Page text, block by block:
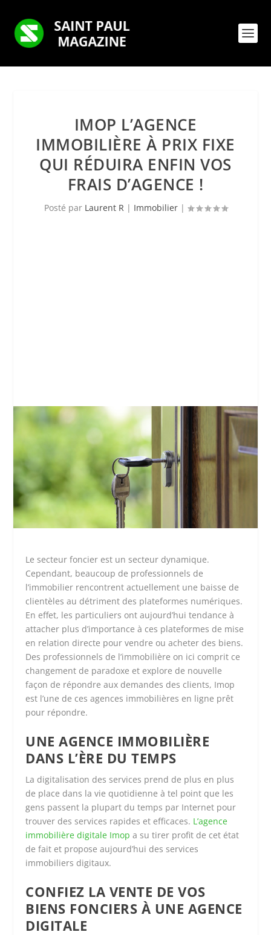
IMOP L’AGENCE
IMMOBILIÈRE À PRIX FIXE
QUI RÉDUIRA ENFIN VOS
FRAIS D’AGENCE !
Posté par Laurent R| Immobilier|
Le secteur foncier est un secteur dynamique.
Cependant, beaucoup de professionnels de
l’immobilier rencontrent actuellement une baisse de
clientèles au détriment des plateformes numériques.
En effet, les particuliers ont aujourd’hui tendance à
attacher plus d’importance à ces plateformes de mise
en relation directe pour vendre ou acheter des biens.
Des professionnels de l’immobilière on ici comprit ce
changement de paradoxe et explore de nouvelle
façon de répondre aux demandes des clients, Imop
est l’une de ces agences immobilières en ligne prêt
pour répondre.
UNE AGENCE IMMOBILIÈRE
DANS L’ÈRE DU TEMPS
La digitalisation des services prend de plus en plus
de place dans la vie quotidienne à tel point que les
gens passent la plupart du temps par Internet pour
trouver des services rapides et efficaces. L’agence
immobilière digitale Imop a su tirer profit de cet état
de fait et propose aujourd’hui des services
immobiliers digitaux.
CONFIEZ LA VENTE DE VOS
BIENS FONCIERS À UNE AGENCE
DIGITALE